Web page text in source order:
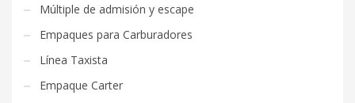
Múltiple de admisión y escape
Empaques para Carburadores
Línea Taxista
Empaque Carter